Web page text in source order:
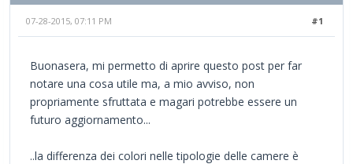
#1
07-28-2015, 07:11 PM
Buonasera, mi permetto di aprire questo post per far
notare una cosa utile ma, a mio avviso, non
propriamente sfruttata e magari potrebbe essere un
futuro aggiornamento...
..la differenza dei colori nelle tipologie delle camere è